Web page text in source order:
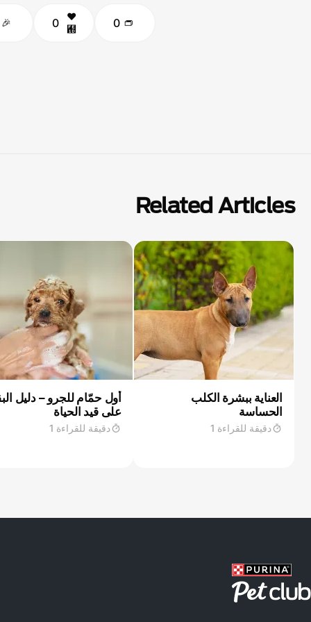
0
0
Related Articles
العناية ببشرة الكلب
الحساسة
دقيقة للقراءة 1
أول حمّام للجرو – دليل
على قيد الحياة
دقيقة للقراءة 1